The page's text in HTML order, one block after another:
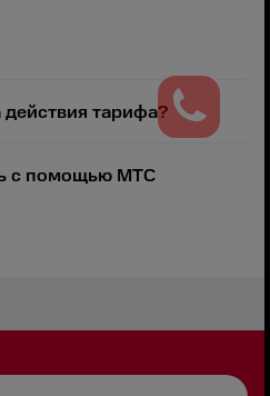
тарифа?
с помощью МТС